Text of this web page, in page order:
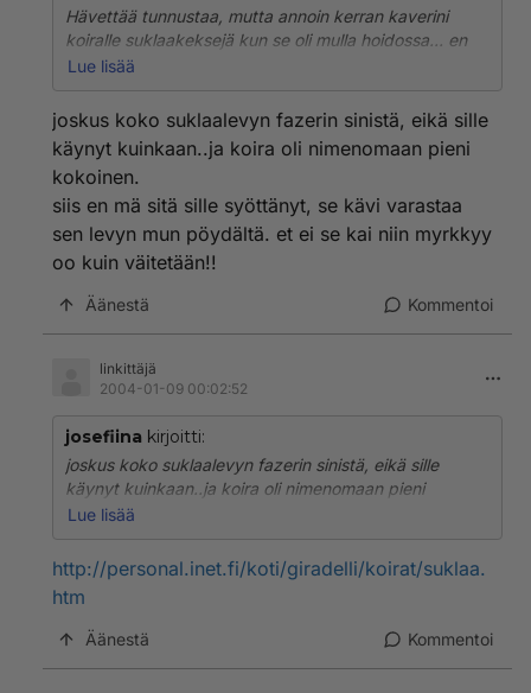
Hävettää tunnustaa, mutta annoin kerran kaverini
koiralle suklaakeksejä kun se oli mulla hoidossa... en
silloin tiennyt että se on koiralle vaarallista myrkkyä.
sitten tullut kipeämmäksi.
Lue lisää
joskus koko suklaalevyn fazerin sinistä, eikä sille
käynyt kuinkaan..ja koira oli nimenomaan pieni
kokoinen.
siis en mä sitä sille syöttänyt, se kävi varastaa
sen levyn mun pöydältä. et ei se kai niin myrkkyy
oo kuin väitetään!!
Äänestä Kommentoi
linkittäjä
2004-01-09 00:02:52
josefiina kirjoitti:
joskus koko suklaalevyn fazerin sinistä, eikä sille
käynyt kuinkaan..ja koira oli nimenomaan pieni
kokoinen.
levyn mun pöydältä. et ei se kai niin myrkkyy oo kuin
väitetään!!
Lue lisää
http://personal.inet.fi/koti/giradelli/koirat/suklaa.
htm
Äänestä Kommentoi